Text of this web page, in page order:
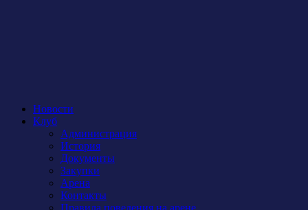
Новости
Клуб
Администрация
История
Документы
Закупки
Арена
Контакты
Правила поведения на арене